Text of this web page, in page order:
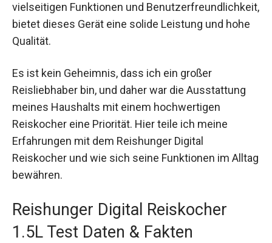
vielseitigen Funktionen und Benutzerfreundlichkeit,
bietet dieses Gerät eine solide Leistung und hohe
Qualität.
Es ist kein Geheimnis, dass ich ein großer
Reisliebhaber bin, und daher war die Ausstattung
meines Haushalts mit einem hochwertigen
Reiskocher eine Priorität. Hier teile ich meine
Erfahrungen mit dem Reishunger Digital
Reiskocher und wie sich seine Funktionen im Alltag
bewähren.
Reishunger Digital Reiskocher
1.5L Test Daten & Fakten